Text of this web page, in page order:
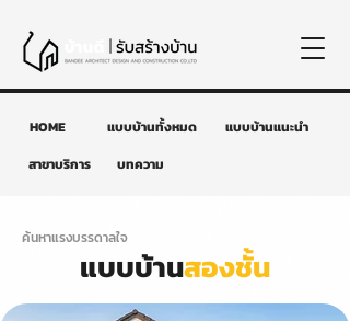
HOME แบบบ้านทั้งหมด
แบบบ้านแนะนำ
สาขาบริการ
บทความ
ค้นหาแรงบรรดาลใจ
แบบบ้านสองชั้น